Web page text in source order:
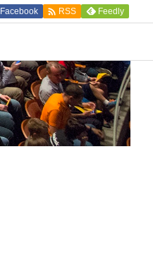
Facebook  RSS Feedly